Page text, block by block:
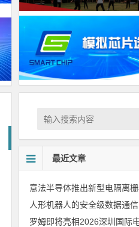
最近文章
人形机器人的安全级数据通信